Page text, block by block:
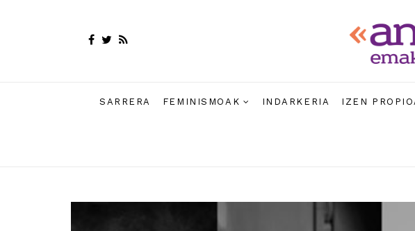
SARRERA FEMINISMOAK INDARKERIA IZEN